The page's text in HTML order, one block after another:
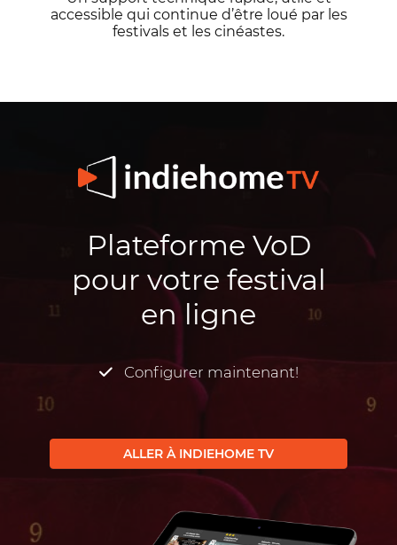
accessible qui continue d’être loué par les
festivals et les cinéastes.
Plateforme VoD
pour votre festival
en ligne
Configurer maintenant!
ALLER À INDIEHOME TV